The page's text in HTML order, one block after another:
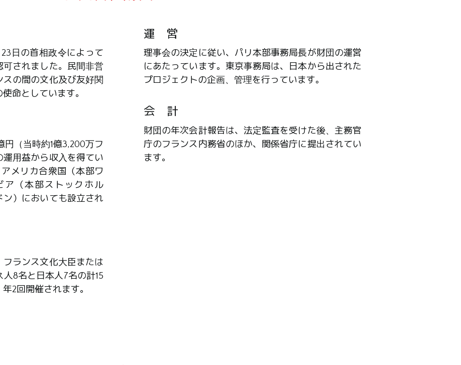
23日の首相政令によって
可されました。民間非営
スの間の文化及び友好関
命としています。
円（当時約1億3,200万フ
運用益から収入を得てい
メリカ合衆国（本部ワ
ア（本部ストックホル
ン）においても設立され
フランス文化大臣または
人8名と日本人7名の計15
2回開催されます。
運 営
理事会の決定に従い、パリ本部事務局長が財団の運営
にあたっています。東京事務局は、日本から出された
プロジェクトの企画、管理を行っています。
会 計
財団の年次会計報告は、法定監査を受けた後、主務官
庁のフランス内務省のほか、関係省庁に提出されてい
ます。